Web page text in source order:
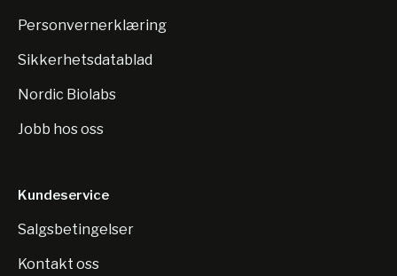
Personvernerklæring
Sikkerhetsdatablad
Nordic Biolabs
Jobb hos oss
Kundeservice
Salgsbetingelser
Kontakt oss